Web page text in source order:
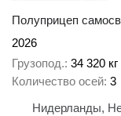
Полуприцеп
2026
Грузопод. 34 320 кг
Количество осей 3
Нидерланды,